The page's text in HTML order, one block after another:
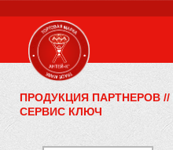
ПРОДУКЦИЯ ПАРТНЕРОВ //
СЕРВИС КЛЮЧ